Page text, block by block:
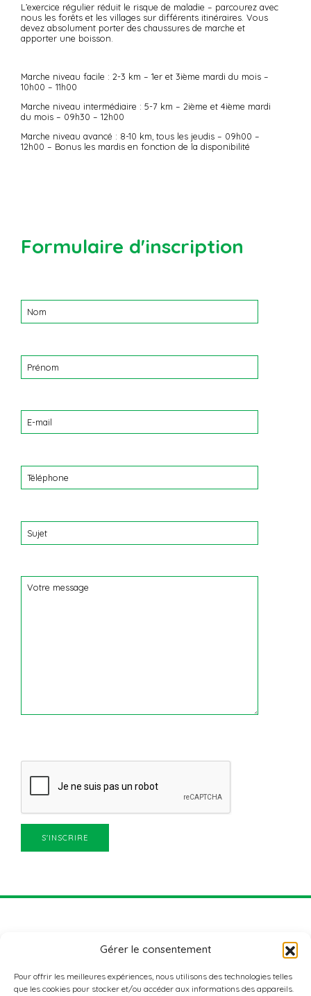
Gérer le consentement
Pour offrir les meilleures expériences, nous utilisons des technologies telles
que les cookies pour stocker et/ou accéder aux informations des appareils.
L’exercice régulier réduit le risque de maladie – parcourez avec
nous les forêts et les villages sur différents itinéraires. Vous
devez absolument porter des chaussures de marche et
apporter une boisson.
Marche niveau facile : 2-3 km – 1er et 3ième mardi du mois –
10h00 – 11h00
Marche niveau intermédiaire : 5-7 km – 2ième et 4ième mardi
du mois – 09h30 – 12h00
Marche niveau avancé : 8-10 km, tous les jeudis – 09h00 –
12h00 – Bonus les mardis en fonction de la disponibilité
Formulaire d'inscription